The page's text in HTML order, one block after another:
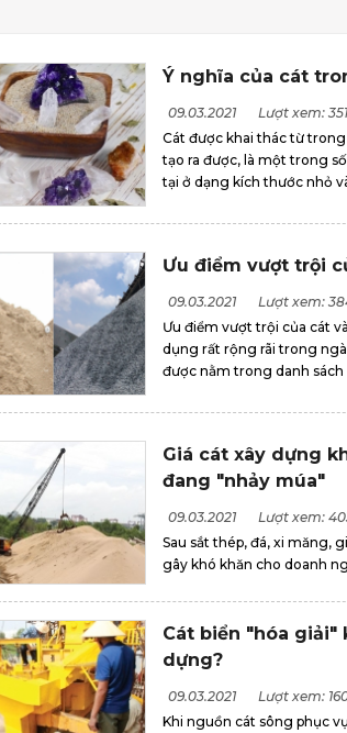
Ý nghĩa của cát
09.03.2021
Lượt xem:
Cát được khai thác từ
tạo ra được, là một trong
tại ở dạng kích thước nhỏ
Ưu điểm vượt trội
09.03.2021
Lượt xem:
Ưu điểm vượt trội của cát
dụng rất rộng rãi trong
được nằm trong danh sách
Giá cát xây dựng
đang "nhảy múa"
09.03.2021
Lượt xem:
Sau sắt thép, đá, xi măng,
gây khó khăn cho doanh
Cát biển "hóa giải"
dựng?
09.03.2021
Lượt xem:
Khi nguồn cát sông phục